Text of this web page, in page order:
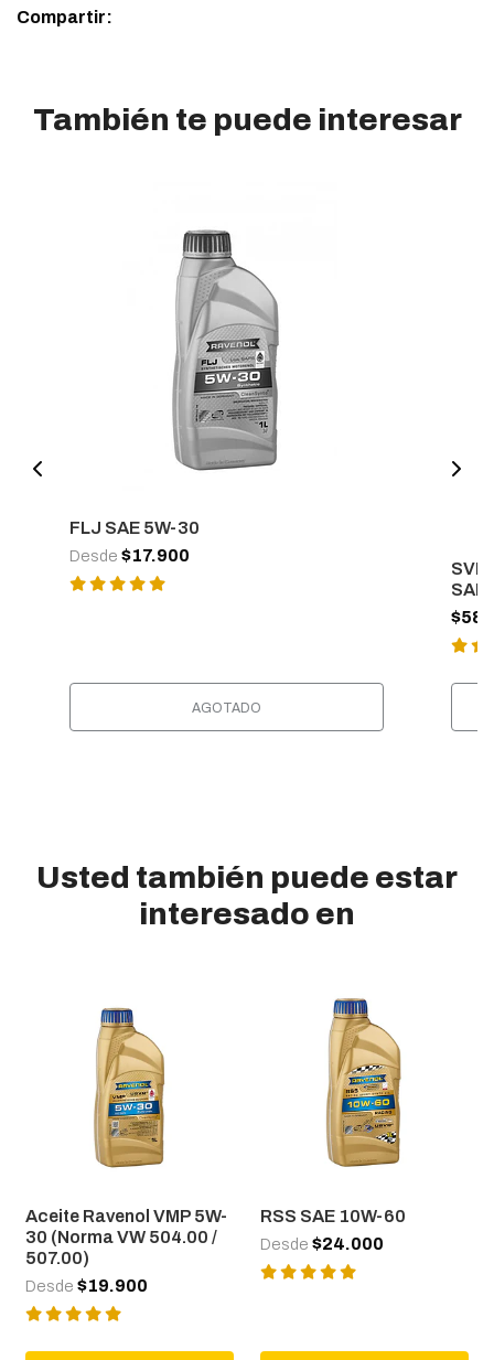
Compartir:
También te puede interesar
FLJ SAE 5W-30
Desde $17.900
AGOTADO
SVE
SAE
Usted también puede estar
interesado en
Aceite Ravenol VMP 5W-
30 (Norma VW 504.00 /
507.00)
Desde $19.900
RSS SAE 10W-60
Desde $24.000